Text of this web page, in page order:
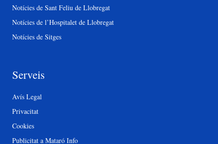
Notícies de Sant Feliu de Llobregat
Notícies de l’Hospitalet de Llobregat
Notícies de Sitges
Serveis
Avís Legal
Privacitat
Cookies
Publicitat a Mataró Info